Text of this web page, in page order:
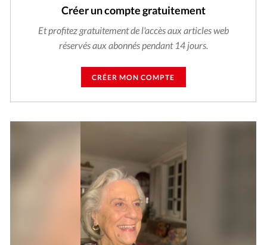
Créer un compte gratuitement
Et profitez gratuitement de l'accès aux articles web
réservés aux abonnés pendant 14 jours.
CRÉER MON COMPTE